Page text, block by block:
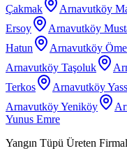
Çakmak
Arnavutköy
Ersoy
Arnavutköy
Hatun
Arnavutköy
Arnavutköy Taşoluk
Terkos
Arnavutköy
Arnavutköy Yeniköy
Yunus Emre
Yangın Tüpü Üreten